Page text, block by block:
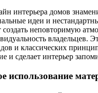
интерьера домов
идеи и
неповторимую
владельцев.
и классических
и сделает интерьер
использование